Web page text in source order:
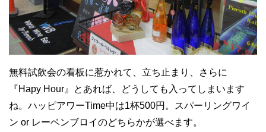
無料試飲会の看板に惹かれて、立ち止まり、さらに
『Hapy Hour』とあれば、どうしても入ってしまいます
ね。ハッピアワーTime中は1杯500円。スパーリングワイ
ン or レーベンブロイのどちらかが選べます。